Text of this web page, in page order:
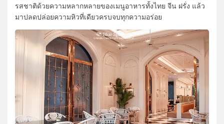
รสชาติด้วยความหลากหลายของเมนูอาหารทั้งไทย จีน ฝรั่ง แล้ว
มาปลดปล่อยความหิวที่เดียวครบจบทุกความอร่อย